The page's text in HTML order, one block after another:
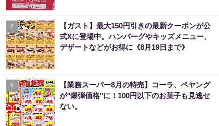
8
【ガスト】最大150円引きの最新クーポンが公
式Xに登場中。ハンバーグやキッズメニュー、
デザートなどがお得に《8月19日まで》
9
【業務スーパー8月の特売】コーラ、ペヤング
が"爆弾価格"に！100円以下のお菓子も見逃せ
ない。